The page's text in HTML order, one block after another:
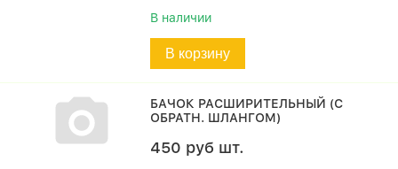
В наличии
В корзину
БАЧОК РАСШИРИТЕЛЬНЫЙ (С
ОБРАТН. ШЛАНГОМ)
450 руб шт.